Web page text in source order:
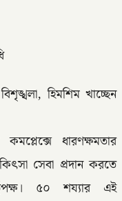
হিমশিম খাচ্ছেন
ধারণক্ষমতার
সেবা প্রদান করতে
৫০ শয্যার এই